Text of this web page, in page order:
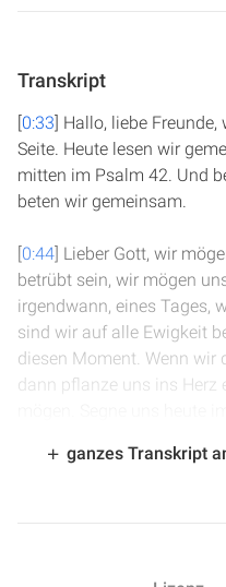
Transkript
[0:33] Hallo, liebe
Seite. Heute lesen wir
mitten im Psalm 42. Und
beten wir gemeinsam.
[0:44] Lieber Gott, wir
betrübt sein, wir mögen
irgendwann, eines Tages,
sind wir auf alle Ewigkeit
diesen Moment. Wenn wir
dann pflanze uns ins Herz
ganzes Transkript